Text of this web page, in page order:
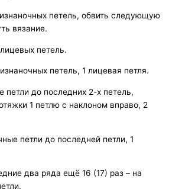
петель, обвить следующую
вязание.
петель.
петель, 1 лицевая петля.
петли до последних 2-х петель,
1 петлю с наклоном вправо, 2
петли до последней петли, 1
два ряда ещё 16 (17) раз – на